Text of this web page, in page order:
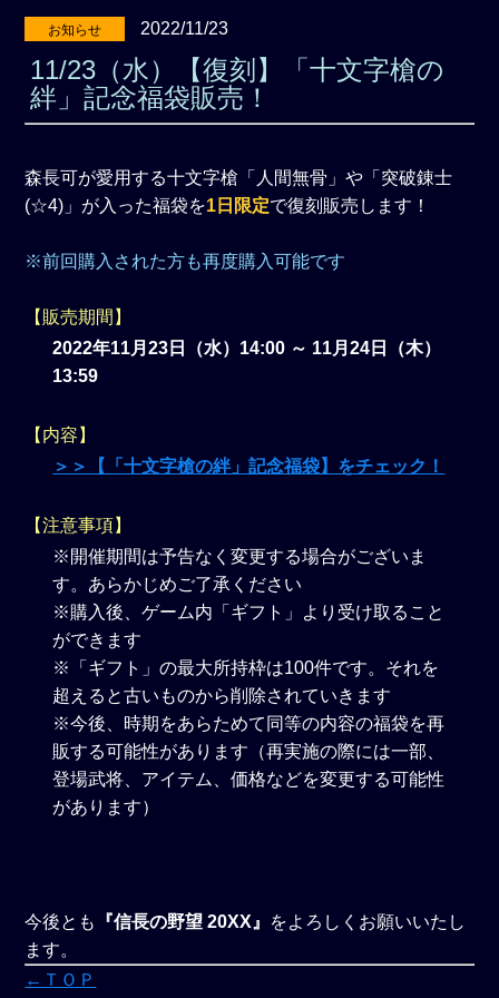
お知らせ 2022/11/23
11/23（水）【復刻】「十文字槍の
絆」記念福袋販売！
森長可が愛用する十文字槍「人間無骨」や「突破錬士
(☆4)」が入った福袋を1日限定で復刻販売します！
※前回購入された方も再度購入可能です
【販売期間】
2022年11月23日（水）14:00 ～ 11月24日（木）
13:59
【内容】
＞＞【「十文字槍の絆」記念福袋】をチェック！
【注意事項】
※開催期間は予告なく変更する場合がございま
す。あらかじめご了承ください
※購入後、ゲーム内「ギフト」より受け取ること
ができます
※「ギフト」の最大所持枠は100件です。それを
超えると古いものから削除されていきます
※今後、時期をあらためて同等の内容の福袋を再
販する可能性があります（再実施の際には一部、
登場武将、アイテム、価格などを変更する可能性
があります）
今後とも 『信長の野望 20XX』 をよろしくお願いいたし
ます。
←ＴＯＰ